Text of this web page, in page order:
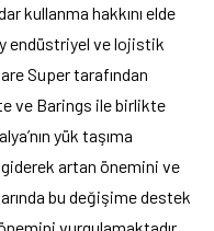
kullanma hakkını elde
endüstriyel ve lojistik
Super tarafından
ve Barings ile birlikte
yük taşıma
artan önemini ve
bu değişime destek